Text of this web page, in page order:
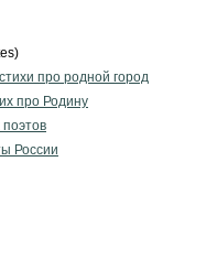
стихи про родной город
про Родину
России